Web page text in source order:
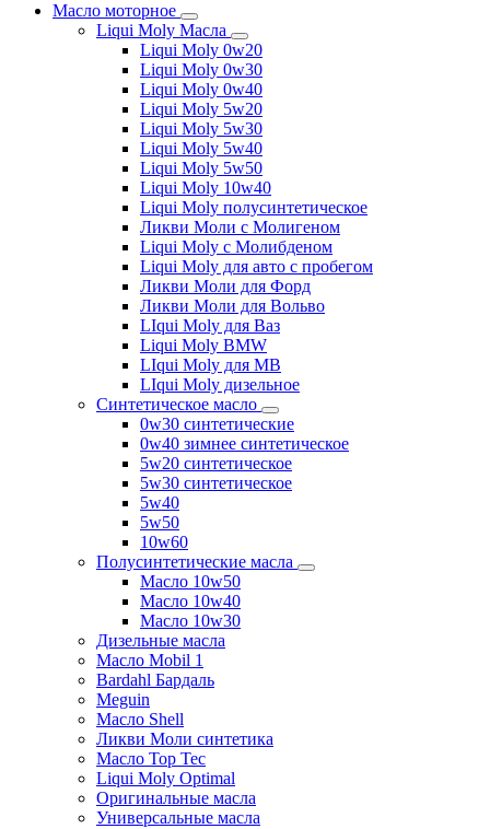
Масло моторное
Liqui Moly Масла
Liqui Moly 0w20
Liqui Moly 0w30
Liqui Moly 0w40
Liqui Moly 5w20
Liqui Moly 5w30
Liqui Moly 5w40
Liqui Moly 5w50
Liqui Moly 10w40
Liqui Moly полусинтетическое
Ликви Моли с Молигеном
Liqui Moly с Молибденом
Liqui Moly для авто с пробегом
Ликви Моли для Форд
Ликви Моли для Вольво
LIqui Moly для Ваз
Liqui Moly BMW
LIqui Moly для MB
LIqui Moly дизельное
Синтетическое масло
0w30 синтетические
0w40 зимнее синтетическое
5w20 синтетическое
5w30 синтетическое
5w40
5w50
10w60
Полусинтетические масла
Масло 10w50
Масло 10w40
Масло 10w30
Дизельные масла
Масло Mobil 1
Bardahl Бардаль
Meguin
Масло Shell
Ликви Моли синтетика
Масло Top Tec
Liqui Moly Optimal
Оригинальные масла
Универсальные масла